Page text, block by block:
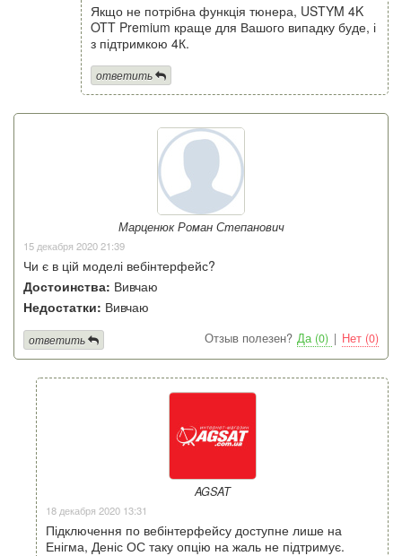
Якщо не потрібна функція тюнера, USTYM 4K
OTT Premium краще для Вашого випадку буде, і
з підтримкою 4К.
ответить
Марценюк Роман Степанович
15 декабря 2020 21:39
Чи є в цій моделі вебінтерфейс?
Достоинства: Вивчаю
Недостатки: Вивчаю
Отзыв полезен? Да (0) | Нет (0)
ответить
AGSAT
18 декабря 2020 13:31
Підключення по вебінтерфейсу доступне лише на
Енігма, Деніс ОС таку опцію на жаль не підтримує.